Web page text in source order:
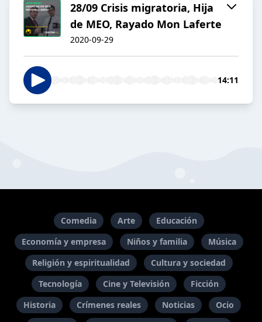
28/09 Crisis migratoria, Hija
de MEO, Rayado Mon Laferte
2020-09-29
14:11
Comedia Arte
Educación
Economía y empresa
Niños y familia
Música
Religión y espiritualidad
Cultura y sociedad
Tecnología
Cine y Televisión
Ficción
Historia
Crímenes reales Noticias
Ocio